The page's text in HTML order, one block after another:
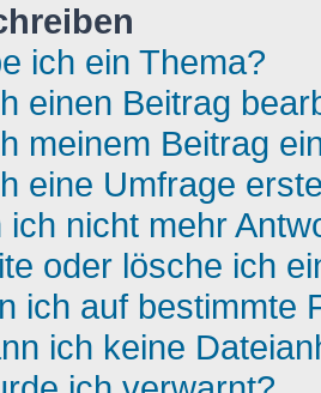
ich ein Thema?
einen Beitrag
meinem Beitrag
eine Umfrage
nicht mehr
oder lösche ich
ich auf bestimmte
ich keine